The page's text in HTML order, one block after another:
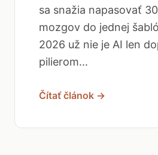
sa snažia napasovať
mozgov do jednej
2026 už nie je AI len
pilierom...
Čítať článok →